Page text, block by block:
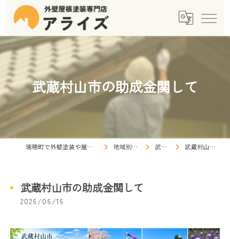
武蔵村山市の助成金関して
瑞穂町で外壁塗装や屋根塗装なら【株式会社アライズ】 地域別お知らせ一覧 武蔵村山市 武蔵村山市の助成金関して
武蔵村山市の助成金関して
2026/06/16